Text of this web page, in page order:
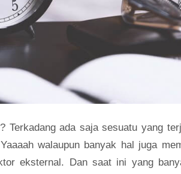
Terkadang ada saja sesuatu yang
walaupun banyak hal juga
eksternal. Dan saat ini yang